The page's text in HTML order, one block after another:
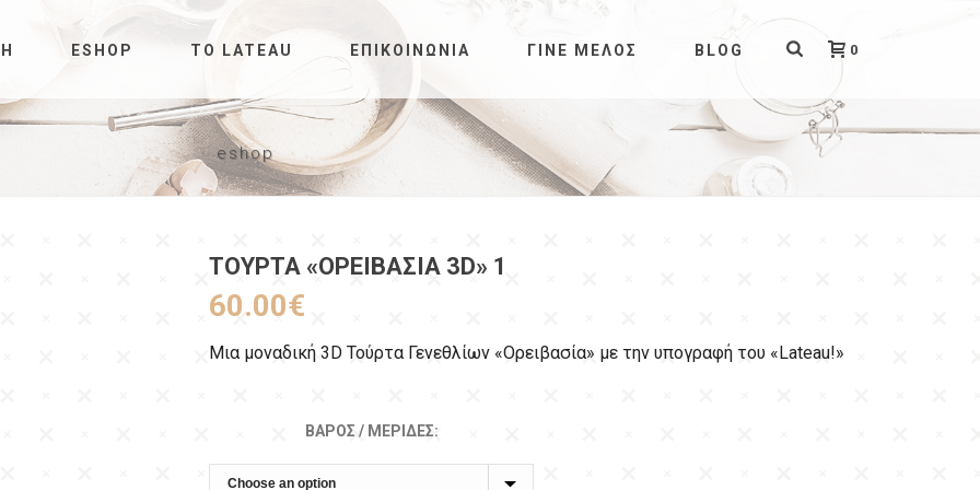
ESHOP ΤΟ LATEAU ΕΠΙΚΟΙΝΩΝΊΑ ΓΊΝΕ ΜΈΛΟΣ BLOG 0
eshop
ΤΟΎΡΤΑ «ΟΡΕΙΒΑΣΊΑ 3D» 1
60.00€
Μια μοναδική 3D Τούρτα Γενεθλίων «Ορειβασία» με την υπογραφή του «Lateau!»
ΒΆΡΟΣ / ΜΕΡΊΔΕΣ: